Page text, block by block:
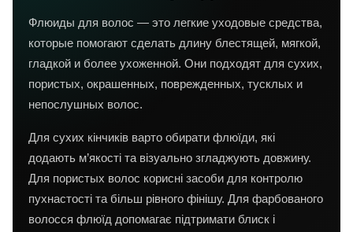
Флюиды для волос — это легкие уходовые средства,
которые помогают сделать длину блестящей, мягкой,
гладкой и более ухоженной. Они подходят для сухих,
пористых, окрашенных, поврежденных, тусклых и
непослушных волос.
Для сухих кінчиків варто обирати флюїди, які
додають м’якості та візуально згладжують довжину.
Для пористых волос корисні засоби для контролю
пухнастості та більш рівного фінішу. Для фарбованого
волосся флюїд допомагає підтримати блиск і